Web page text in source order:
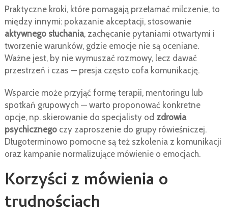
Praktyczne kroki, które pomagają przełamać milczenie, to
między innymi: pokazanie akceptacji, stosowanie
aktywnego słuchania, zachęcanie pytaniami otwartymi i
tworzenie warunków, gdzie emocje nie są oceniane.
Ważne jest, by nie wymuszać rozmowy, lecz dawać
przestrzeń i czas — presja często cofa komunikację.
Wsparcie może przyjąć formę terapii, mentoringu lub
spotkań grupowych — warto proponować konkretne
opcje, np. skierowanie do specjalisty od zdrowia
psychicznegoczy zaproszenie do grupy rówieśniczej.
Długoterminowo pomocne są też szkolenia z komunikacji
oraz kampanie normalizujące mówienie o emocjach.
Korzyści z mówienia o
trudnościach